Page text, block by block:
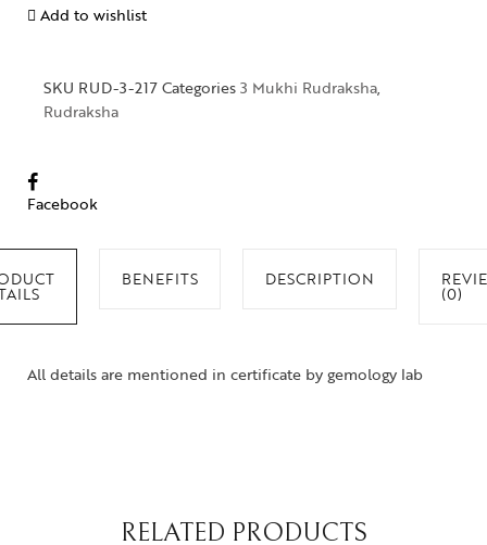
Add to wishlist
SKU RUD-3-217Categories3 Mukhi Rudraksha,
Rudraksha
Facebook
BENEFITS DESCRIPTION
(0)
All details are mentioned in certificate by gemology lab
RELATED PRODUCTS